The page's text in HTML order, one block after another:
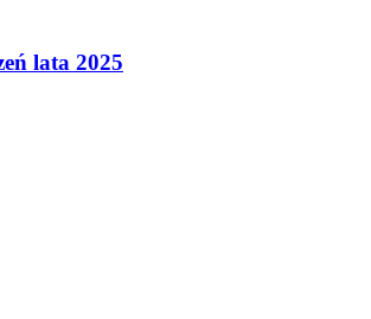
lata 2025